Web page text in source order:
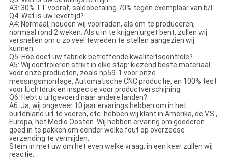
A3: 30% TT vooraf, saldobetaling 70% tegen exemplaar van b/l.
Q4: Wat is uw levertijd?
A4: Normaal, houden wij voorraden, als om te produceren,
normaal rond 2 weken. Als u in te krijgen urget bent, zullen wij
versnellen om u zo veel tevreden te stellen aangezien wij
kunnen.
Q5: Hoe doet uw fabriek betreffende kwaliteitscontrole?
A5: Wij controleren strikt in elke stap: kiezend beste materiaal
voor onze producten, zoals hp59-1 voor onze
messingsmontage, Automatische CNC productie, en 100% test
voor luchtdruk en inspectie voor productverschijning.
Q6: Hebt u uitgevoerd naar andere landen?
A6: Ja, wij ongeveer 10 jaar ervarings hebben om in het
buitenland uit te voeren, etc. hebben wij klant in Amerika, de V.S.,
Europa, het Medio Oosten. Wij hebben ervaring om goederen
goed in te pakken om eender welke fout op overzeese
verzending te vermijden.
Stem in met uw om het even welke vraag, in een keer zullen wij
reactie.